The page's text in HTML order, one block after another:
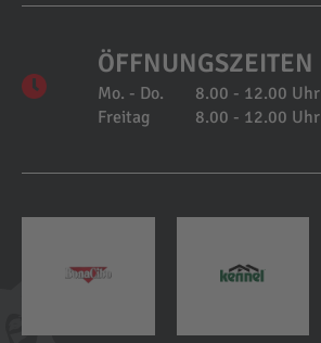
ÖFFNUNGSZEITEN
Mo. - Do. 8.00 - 12.00 Uhr
Freitag
8.00 - 12.00 Uhr